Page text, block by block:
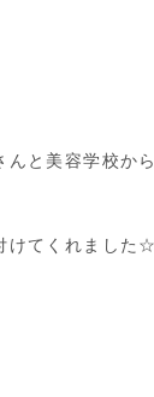
んと美容学校か
けてくれました☆